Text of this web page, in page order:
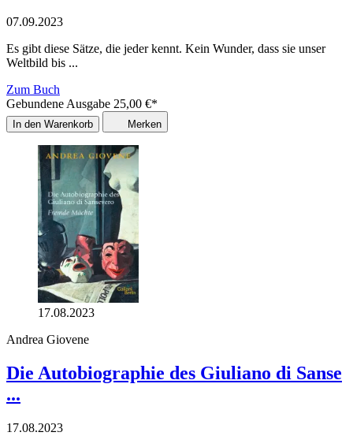
07.09.2023
Es gibt diese Sätze, die jeder kennt. Kein Wunder, dass sie unser
Weltbild bis ...
Zum Buch
Gebundene Ausgabe 25,00 €*
In den Warenkorb Merken
17.08.2023
Andrea Giovene
Die Autobiographie des Giuliano di Sanse
...
17.08.2023